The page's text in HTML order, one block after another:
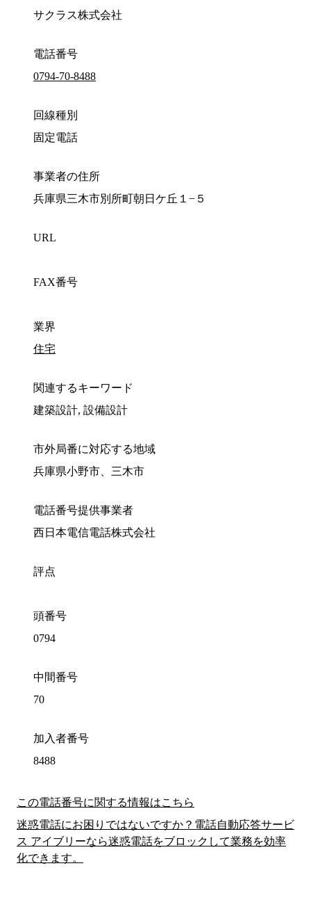
サクラス株式会社
電話番号
0794-70-8488
回線種別
固定電話
事業者の住所
兵庫県三木市別所町朝日ケ丘１−５
URL
FAX番号
業界
住宅
関連するキーワード
建築設計, 設備設計
市外局番に対応する地域
兵庫県小野市、三木市
電話番号提供事業者
西日本電信電話株式会社
評点
頭番号
0794
中間番号
70
加入者番号
8488
この電話番号に関する情報はこちら
迷惑電話にお困りではないですか？電話自動応答サービ
ス アイブリーなら迷惑電話をブロックして業務を効率
化できます。